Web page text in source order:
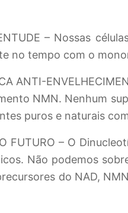
– Nossas
no tempo com o
ANTI-
NMN. Nenhum
puros e naturais
O FUTURO – O
Não podemos
do NAD,